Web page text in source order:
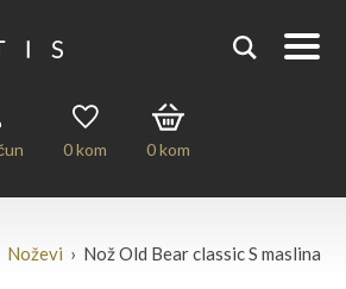
0kom 0kom
Noževi › Nož Old Bear classic S maslina